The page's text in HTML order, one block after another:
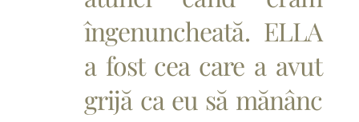
îngenuncheată. ELLA
a fost cea care a avut
grijă ca eu să mănânc